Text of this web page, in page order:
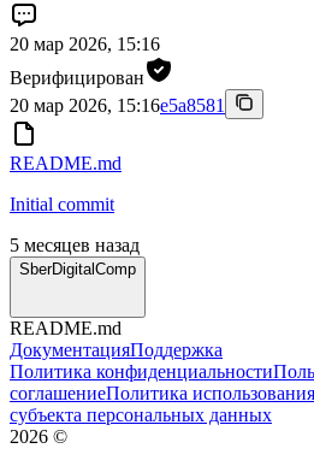
20 мар 2026, 15:16
Верифицирован
20 мар 2026, 15:16e5a8581
README.md
Initial commit
5 месяцев назад
SberDigitalComp
README.md
ДокументацияПоддержка
Политика конфиденциальности
соглашениеПолитика
субъекта персональных данных
2026 ©